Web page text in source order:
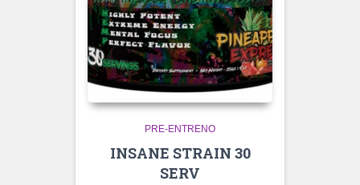
PRE-ENTRENO
INSANE STRAIN 30
SERV